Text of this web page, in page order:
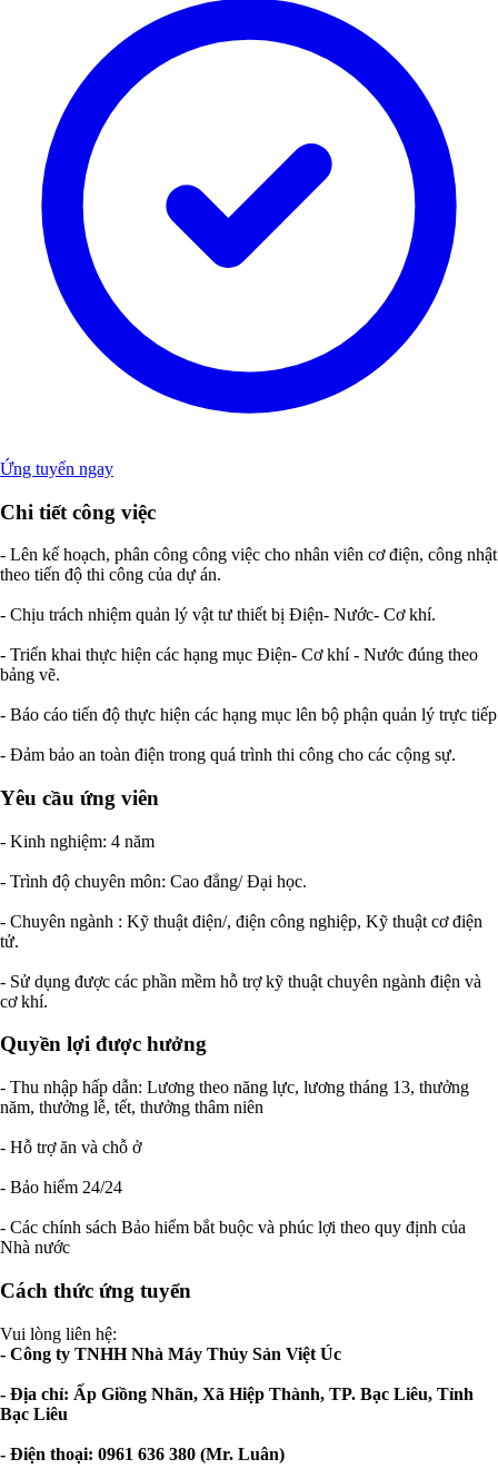
Ứng tuyển ngay
Chi tiết công việc
- Lên kế hoạch, phân công công việc cho nhân viên cơ điện, công nhật
theo tiến độ thi công của dự án.
- Chịu trách nhiệm quản lý vật tư thiết bị Điện- Nước- Cơ khí.
- Triển khai thực hiện các hạng mục Điện- Cơ khí - Nước đúng theo
bảng vẽ.
- Báo cáo tiến độ thực hiện các hạng mục lên bộ phận quản lý trực tiếp
- Đảm bảo an toàn điện trong quá trình thi công cho các cộng sự.
Yêu cầu ứng viên
- Kinh nghiệm: 4 năm
- Trình độ chuyên môn: Cao đẳng/ Đại học.
- Chuyên ngành : Kỹ thuật điện/, điện công nghiệp, Kỹ thuật cơ điện
tử.
- Sử dụng được các phần mềm hỗ trợ kỹ thuật chuyên ngành điện và
cơ khí.
Quyền lợi được hưởng
- Thu nhập hấp dẫn: Lương theo năng lực, lương tháng 13, thưởng
năm, thưởng lễ, tết, thưởng thâm niên
- Hỗ trợ ăn và chỗ ở
- Bảo hiểm 24/24
- Các chính sách Bảo hiểm bắt buộc và phúc lợi theo quy định của
Nhà nước
Cách thức ứng tuyển
Vui lòng liên hệ:
- Công ty TNHH Nhà Máy Thủy Sản Việt Úc
- Địa chỉ: Ấp Giồng Nhãn, Xã Hiệp Thành, TP. Bạc Liêu, Tỉnh
Bạc Liêu
- Điện thoại: 0961 636 380 (Mr. Luân)